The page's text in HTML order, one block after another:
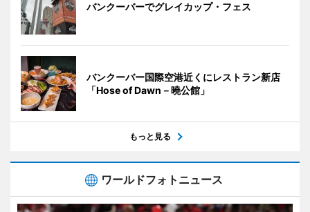
バンクーバーでグレイカップ・フェス
バンクーバー国際空港近くにレストラン新店
「Hose of Dawn－曉公館」
もっと見る
ワールドフォトニュース